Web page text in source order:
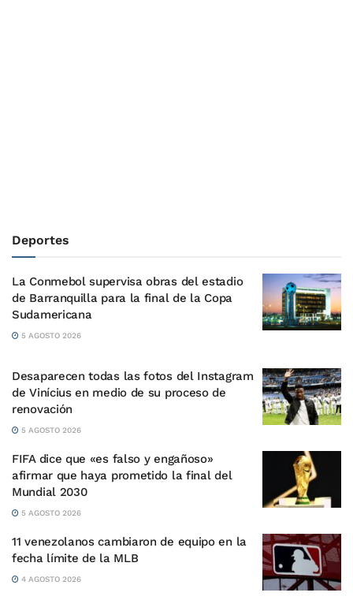
Deportes
La Conmebol supervisa obras del estadio
de Barranquilla para la final de la Copa
Sudamericana
5 AGOSTO 2026
Desaparecen todas las fotos del Instagram
de Vinícius en medio de su proceso de
renovación
5 AGOSTO 2026
FIFA dice que «es falso y engañoso»
afirmar que haya prometido la final del
Mundial 2030
5 AGOSTO 2026
11 venezolanos cambiaron de equipo en la
fecha límite de la MLB
4 AGOSTO 2026